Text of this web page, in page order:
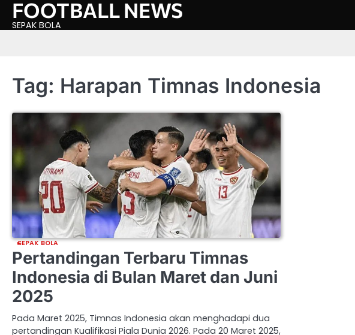
SkipFOOTBALL NEWS
SEPAK BOLA
Tag: Harapan Timnas Indonesia
SEPAK BOLA
Pertandingan Terbaru Timnas
Indonesia di Bulan Maret dan Juni
2025
Pada Maret 2025, Timnas Indonesia akan menghadapi dua
pertandingan Kualifikasi Piala Dunia 2026. Pada 20 Maret 2025,